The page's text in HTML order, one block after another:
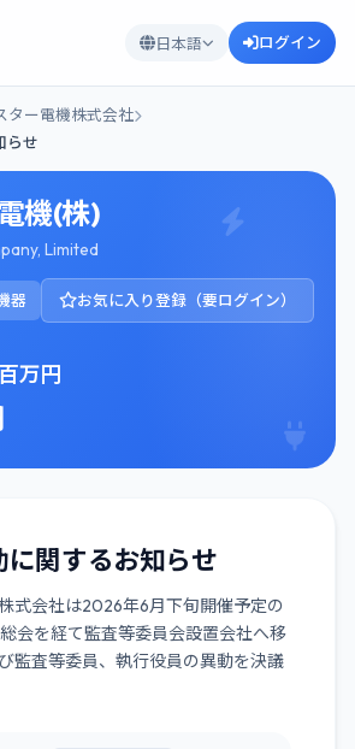
日本語 ログイン
ター電機株式会社
らせ
機(株)
Limited
器 お気に入り登録（要ログイン）
万円
に関するお知らせ
式会社は2026年6月下旬開催予定の
会を経て監査等委員会設置会社へ移
監査等委員、執行役員の異動を決議